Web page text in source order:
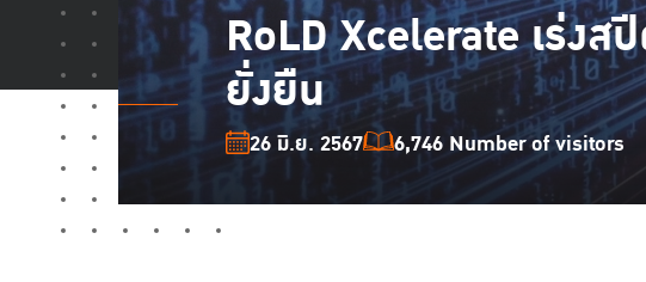
RoLD Xcelerate เร่ง
ยั่งยืน
26 มิ.ย. 2567 6,746 Number of visitors